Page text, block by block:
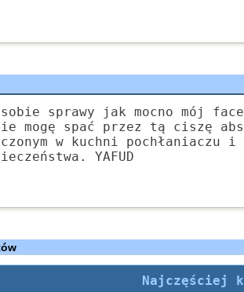
sobie sprawy jak mocno mój
mogę spać przez tą ciszę
w kuchni pochłaniaczu
YAFUD
Najczęściej